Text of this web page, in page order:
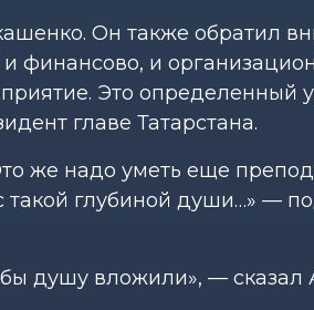
Он также обратил
финансово, и
Это определенный
главе Татарстана.
же надо уметь еще
глубиной души…» —
душу вложили», —